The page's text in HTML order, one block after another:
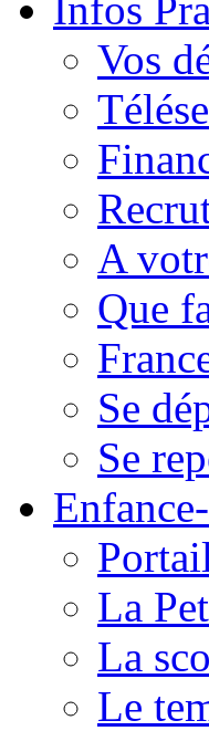
Vos
A
Que
Se
Se
La
La
Le